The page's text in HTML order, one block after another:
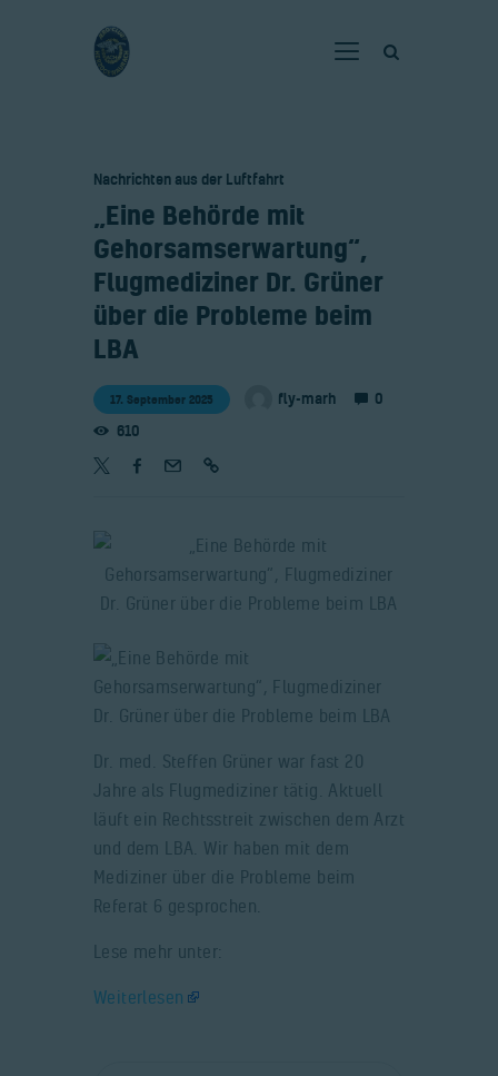
Fliegen
Neuigkeiten
Gaststätte
Kontakt
Bilder
Nachrichten aus der Luftfahrt
​„Eine Behörde mit
Gehorsamserwartung“,
Flugmediziner Dr. Grüner
über die Probleme beim
LBA
17. September 2025 fly-marh
0
610
Dr. med. Steffen Grüner war fast 20
Jahre als Flugmediziner tätig. Aktuell
läuft ein Rechtsstreit zwischen dem Arzt
und dem LBA. Wir haben mit dem
Mediziner über die Probleme beim
Referat 6 gesprochen.
Lese mehr unter:
Weiterlesen